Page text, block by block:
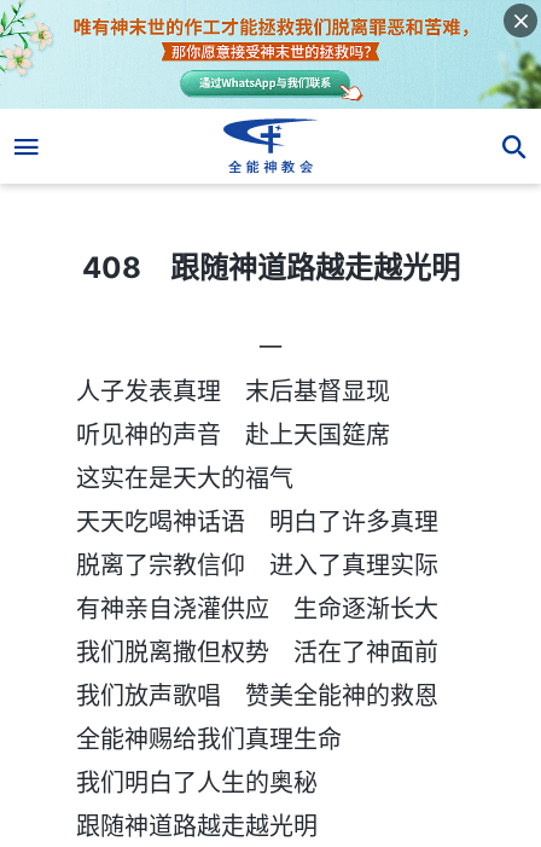
408 跟随神道路越走越光明
408 跟随神道路越走越光明
一
人子发表真理 末后基督显现
听见神的声音 赴上天国筵席
这实在是天大的福气
天天吃喝神话语 明白了许多真理
脱离了宗教信仰 进入了真理实际
有神亲自浇灌供应 生命逐渐长大
我们脱离撒但权势 活在了神面前
我们放声歌唱 赞美全能神的救恩
全能神赐给我们真理生命
我们明白了人生的奥秘
跟随神道路越走越光明